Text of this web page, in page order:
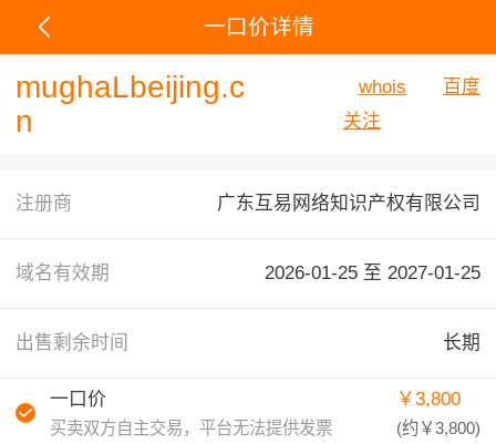
一口价详情
mughaLbeijing.c
n
whois
百度
关注
注册商 广东互易网络知识产权有限公司
域名有效期 2026-01-25 至 2027-01-25
出售剩余时间 长期
一口价
买卖双方自主交易，平台无法提供发票
￥3,800
(约￥3,800)